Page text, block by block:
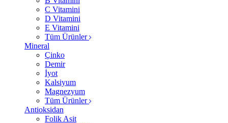
C Vitamini
D Vitamini
E Vitamini
Tüm Ürünler
Mineral
Çinko
Demir
İyot
Kalsiyum
Magnezyum
Tüm Ürünler
Antioksidan
Folik Asit